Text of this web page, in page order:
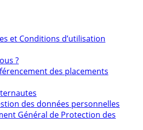
et Conditions d’utilisation
?
des placements
des données personnelles